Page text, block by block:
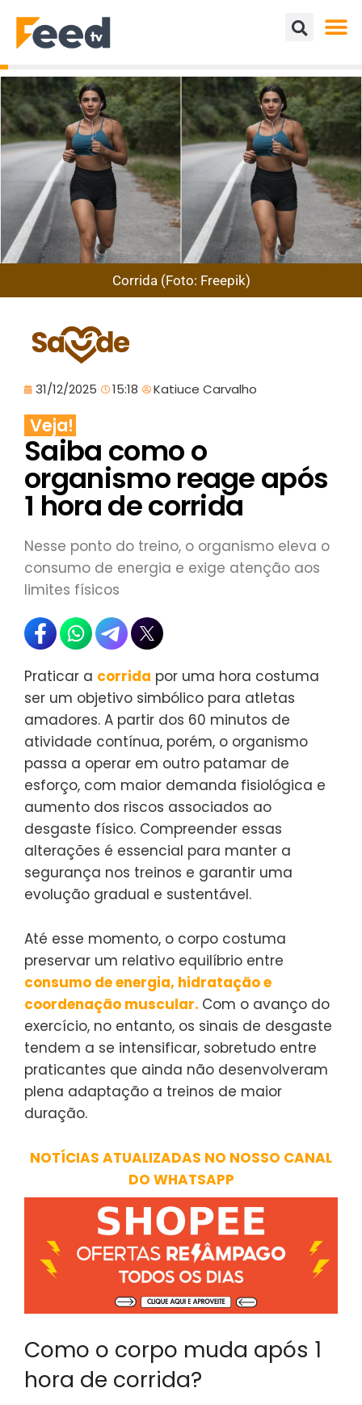
Corrida (Foto: Freepik)
31/12/2025 15:18 Katiuce Carvalho
Veja!
Saiba como o
organismo reage após
1 hora de corrida
Nesse ponto do treino, o organismo eleva o
consumo de energia e exige atenção aos
limites físicos
Praticar a corrida por uma hora costuma
ser um objetivo simbólico para atletas
amadores. A partir dos 60 minutos de
atividade contínua, porém, o organismo
passa a operar em outro patamar de
esforço, com maior demanda fisiológica e
aumento dos riscos associados ao
desgaste físico. Compreender essas
alterações é essencial para manter a
segurança nos treinos e garantir uma
evolução gradual e sustentável.
Até esse momento, o corpo costuma
preservar um relativo equilíbrio entre
consumo de energia, hidratação e
coordenação muscular. Com o avanço do
exercício, no entanto, os sinais de desgaste
tendem a se intensificar, sobretudo entre
praticantes que ainda não desenvolveram
plena adaptação a treinos de maior
duração.
NOTÍCIAS ATUALIZADAS NO NOSSO CANAL
DO WHATSAPP
Como o corpo muda após 1
hora de corrida?